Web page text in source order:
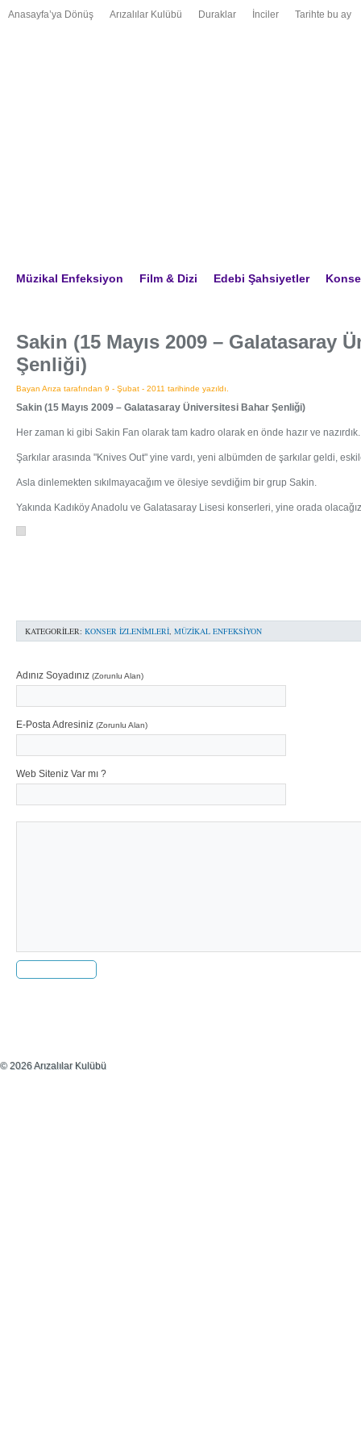
Anasayfa’ya Dönüş Arızalılar Kulübü Duraklar İnciler Tarihte bu ay
Müzikal Enfeksiyon Film & Dizi Edebi Şahsiyetler
Sakin (15 Mayıs 2009 – Galatasaray
Şenliği)
Bayan Arıza tarafından 9 - Şubat - 2011 tarihinde yazıldı.
Sakin (15 Mayıs 2009 – Galatasaray Üniversitesi Bahar Şenliği)
Her zaman ki gibi Sakin Fan olarak tam kadro olarak en önde hazır ve nazırdık.
Şarkılar arasında "Knives Out" yine vardı, yeni albümden de şarkılar geldi,
Asla dinlemekten sıkılmayacağım ve ölesiye sevdiğim bir grup Sakin.
Yakında Kadıköy Anadolu ve Galatasaray Lisesi konserleri, yine orada
KATEGORILER: KONSER İZLENIMLERI, MÜZIKAL ENFEKSIYON
Adınız Soyadınız (Zorunlu Alan)
E-Posta Adresiniz (Zorunlu Alan)
Web Siteniz Var mı ?
© 2026 Arızalılar Kulübü